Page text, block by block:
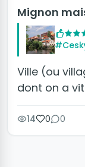
Mignon
Ville (ou
dont on a
14 0 0